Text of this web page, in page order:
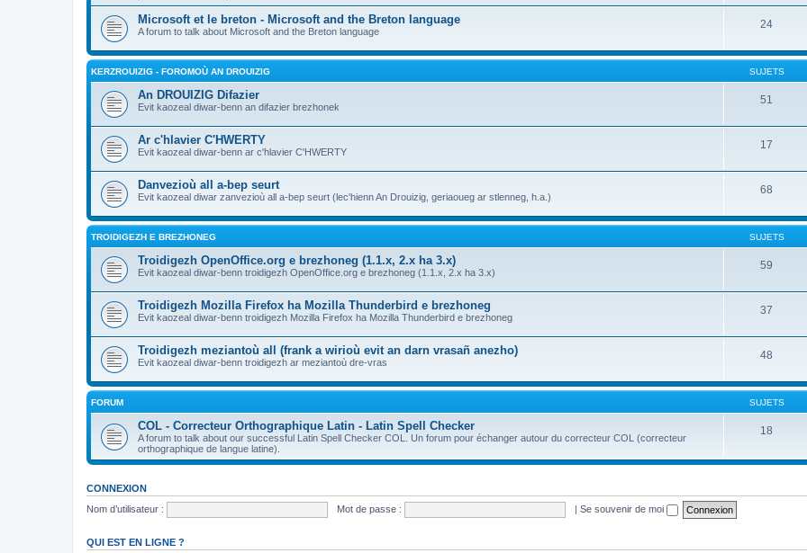
Microsoft et le breton - Microsoft and the Breton language
A forum to talk about Microsoft and the Breton language
24
KERZROUIZIG - FOROMOÙ AN DROUIZIG SUJETS
An DROUIZIG Difazier
Evit kaozeal diwar-benn an difazier brezhonek
51
Ar c'hlavier C'HWERTY
Evit kaozeal diwar-benn ar c'hlavier C'HWERTY
17
Danvezioù all a-bep seurt
Evit kaozeal diwar zanvezioù all a-bep seurt (lec'hienn An Drouizig, geriaoueg ar stlenneg, h.a.)
68
TROIDIGEZH E BREZHONEG SUJETS
Troidigezh OpenOffice.org e brezhoneg (1.1.x, 2.x ha 3.x)
Evit kaozeal diwar-benn troidigezh OpenOffice.org e brezhoneg (1.1.x, 2.x ha 3.x)
59
Troidigezh Mozilla Firefox ha Mozilla Thunderbird e brezhoneg
Evit kaozeal diwar-benn troidigezh Mozilla Firefox ha Mozilla Thunderbird e brezhoneg
37
Troidigezh meziantoù all (frank a wirioù evit an darn vrasañ anezho)
Evit kaozeal diwar-benn troidigezh ar meziantoù dre-vras
48
FORUM SUJETS
COL - Correcteur Orthographique Latin - Latin Spell Checker
A forum to talk about our successful Latin Spell Checker COL. Un forum pour échanger autour du correcteur COL (correcteur
orthographique de langue latine).
18
CONNEXION
Nom d’utilisateur :
Mot de passe : | Se souvenir de moi
QUI EST EN LIGNE ?